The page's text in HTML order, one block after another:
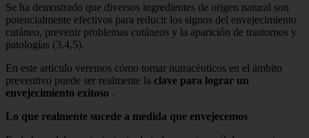
Se ha demostrado que diversos ingredientes de origen natural son
potencialmente efectivos para reducir los signos del envejecimiento
cutáneo, prevenir problemas cutáneos y la aparición de trastornos y
patologías (3,4,5).
En este artículo veremos cómo tomar nutracéuticos en el ámbito
preventivo puede ser realmente la clave para lograr un
envejecimiento exitoso .
Lo que realmente sucede a medida que envejecemos